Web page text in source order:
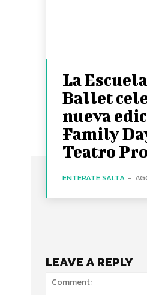
La
Ballet
nueva
Family
Teatro
ENTERATE SALTA -
LEAVE A REPLY